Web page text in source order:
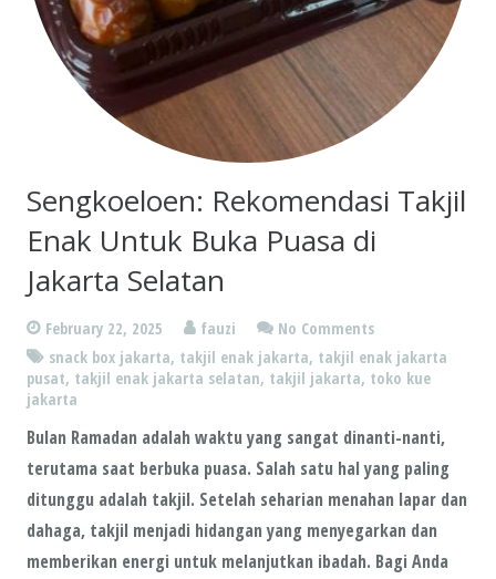
Sengkoeloen: Rekomendasi Takjil
Enak Untuk Buka Puasa di
Jakarta Selatan
February 22, 2025 fauzi
No Comments
snack box jakarta, takjil enak jakarta, takjil enak jakarta
pusat, takjil enak jakarta selatan, takjil jakarta, toko kue
jakarta
Bulan Ramadan adalah waktu yang sangat dinanti-nanti,
terutama saat berbuka puasa. Salah satu hal yang paling
ditunggu adalah takjil. Setelah seharian menahan lapar dan
dahaga, takjil menjadi hidangan yang menyegarkan dan
memberikan energi untuk melanjutkan ibadah. Bagi Anda